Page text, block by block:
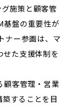
施策と顧客管
基盤の重要性が
ナー参画は、マ
せた支援体制を
顧客管理・営業
することを目